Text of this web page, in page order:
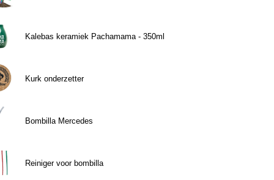
Kalebas keramiek Pachamama - 350ml
Kurk onderzetter
Bombilla Mercedes
Reiniger voor bombilla